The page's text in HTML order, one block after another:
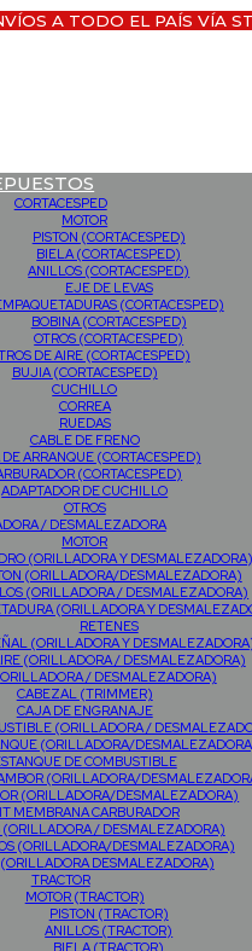
A TODO EL PAÍS VÍA
CORTACESPED
MOTOR
PISTON (CORTACESPED)
BIELA (CORTACESPED)
ANILLOS (CORTACESPED)
EJE DE LEVAS
(CORTACESPED)
BOBINA (CORTACESPED)
OTROS (CORTACESPED)
DE AIRE (CORTACESPED)
BUJIA (CORTACESPED)
CUCHILLO
CORREA
RUEDAS
CABLE DE FRENO
DE ARRANQUE (CORTACESPED)
(CORTACESPED)
ADAPTADOR DE CUCHILLO
OTROS
/ DESMALEZADORA
MOTOR
(ORILLADORA Y DESMALEZADORA)
(ORILLADORA/DESMALEZADORA)
(ORILLADORA / DESMALEZADORA)
(ORILLADORA Y
RETENES
(ORILLADORA Y
(ORILLADORA / DESMALEZADORA)
/ DESMALEZADORA)
CABEZAL (TRIMMER)
CAJA DE ENGRANAJE
(ORILLADORA /
(ORILLADORA/
DE COMBUSTIBLE
(ORILLADORA/
(ORILLADORA/DESMALEZADORA)
MEMBRANA CARBURADOR
(ORILLADORA / DESMALEZADORA)
(ORILLADORA/DESMALEZADORA)
(ORILLADORA DESMALEZADORA)
TRACTOR
MOTOR (TRACTOR)
PISTON (TRACTOR)
ANILLOS (TRACTOR)
BIELA (TRACTOR)